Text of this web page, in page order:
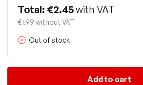
Total: €2.45with VAT
€1.99 without VAT
Out of stock
Add to cart